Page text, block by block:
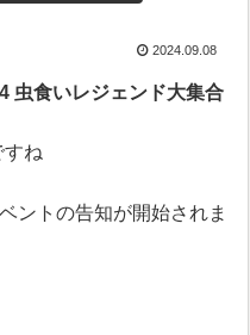
2024.09.08
虫食いレジェンド大集合
すね
ントの告知が開始されま